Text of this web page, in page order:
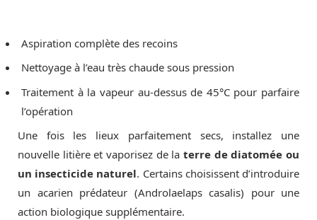
Aspiration complète des recoins
Nettoyage à l’eau très chaude sous pression
Traitement à la vapeur au-dessus de 45°C pour parfaire
l’opération
Une fois les lieux parfaitement secs, installez une
nouvelle litière et vaporisez de la terre de diatomée ou
un insecticide naturel. Certains choisissent d’introduire
un acarien prédateur (Androlaelaps casalis) pour une
action biologique supplémentaire.